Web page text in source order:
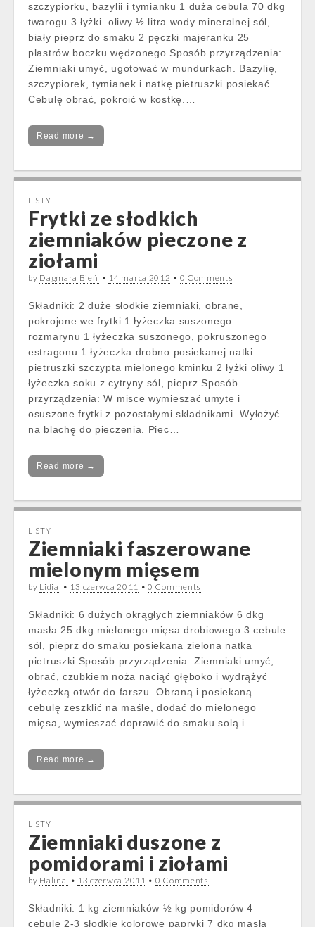
szczypiorku, bazylii i tymianku 1 duża cebula 70 dkg
twarogu 3 łyżki oliwy ½ litra wody mineralnej sól,
biały pieprz do smaku 2 pęczki majeranku 25
plastrów boczku wędzonego Sposób przyrządzenia:
Ziemniaki umyć, ugotować w mundurkach. Bazylię,
szczypiorek, tymianek i natkę pietruszki posiekać.
Cebulę obrać, pokroić w kostkę.…
Read more →
LISTY
Frytki ze słodkich
ziemniaków pieczone z
ziołami
by Dagmara Bień • 14 marca 2012 • 0 Comments
Składniki: 2 duże słodkie ziemniaki, obrane,
pokrojone we frytki 1 łyżeczka suszonego
rozmarynu 1 łyżeczka suszonego, pokruszonego
estragonu 1 łyżeczka drobno posiekanej natki
pietruszki szczypta mielonego kminku 2 łyżki oliwy 1
łyżeczka soku z cytryny sól, pieprz Sposób
przyrządzenia: W misce wymieszać umyte i
osuszone frytki z pozostałymi składnikami. Wyłożyć
na blachę do pieczenia. Piec…
Read more →
LISTY
Ziemniaki faszerowane
mielonym mięsem
by Lidia • 13 czerwca 2011 •0 Comments
Składniki: 6 dużych okrągłych ziemniaków 6 dkg
masła 25 dkg mielonego mięsa drobiowego 3 cebule
sól, pieprz do smaku posiekana zielona natka
pietruszki Sposób przyrządzenia: Ziemniaki umyć,
obrać, czubkiem noża naciąć głęboko i wydrążyć
łyżeczką otwór do farszu. Obraną i posiekaną
cebulę zeszklić na maśle, dodać do mielonego
mięsa, wymieszać doprawić do smaku solą i…
Read more →
LISTY
Ziemniaki duszone z
pomidorami i ziołami
by Halina • 13 czerwca 2011 • 0 Comments
Składniki: 1 kg ziemniaków ½ kg pomidorów 4
cebule 2-3 słodkie kolorowe papryki 7 dkg masła